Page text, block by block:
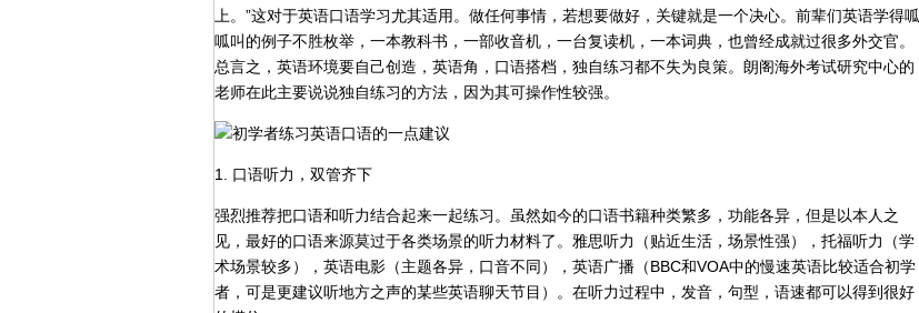
上。”这对于英语口语学习尤其适用。做任何事情，若想要做好，关键就是一个决心。前辈们英语学得呱
呱叫的例子不胜枚举，一本教科书，一部收音机，一台复读机，一本词典，也曾经成就过很多外交官。
总言之，英语环境要自己创造，英语角，口语搭档，独自练习都不失为良策。朗阁海外考试研究中心的
老师在此主要说说独自练习的方法，因为其可操作性较强。
1. 口语听力，双管齐下
强烈推荐把口语和听力结合起来一起练习。虽然如今的口语书籍种类繁多，功能各异，但是以本人之
见，最好的口语来源莫过于各类场景的听力材料了。雅思听力（贴近生活，场景性强），托福听力（学
术场景较多），英语电影（主题各异，口音不同），英语广播（BBC和VOA中的慢速英语比较适合初学
者，可是更建议听地方之声的某些英语聊天节目）。在听力过程中，发音，句型，语速都可以得到很好